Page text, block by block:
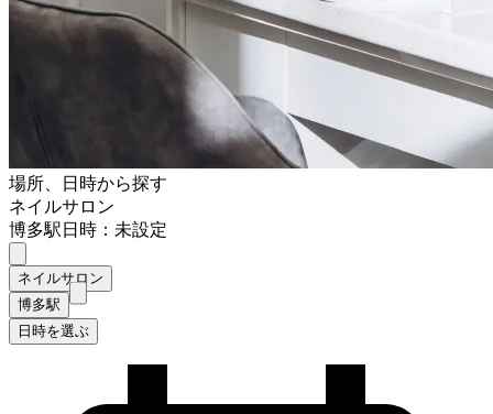
場所、日時から探す
ネイルサロン
博多駅日時：未設定
ネイルサロン
博多駅
日時を選ぶ